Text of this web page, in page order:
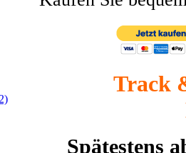
Track
Spätestens